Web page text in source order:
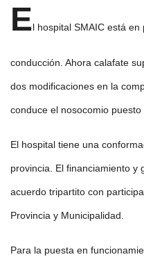
El hospital SMAIC está
conducción. Ahora calafate
dos modificaciones en la
conduce el nosocomio
El hospital tiene una
provincia. El financiamiento y
acuerdo tripartito con
Provincia y Municipalidad.
Para la puesta en